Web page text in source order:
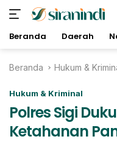
Beranda Daerah
Beranda Hukum &
Hukum & Kriminal
Polres Sigi
Ketahanan